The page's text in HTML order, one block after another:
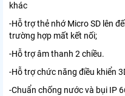
khác
-Hỗ trợ thẻ nhớ Micro SD lên
trường hợp mất kết nối;
-Hỗ trợ âm thanh 2 chiều.
-Hỗ trợ chức năng điều khiển
-Chuẩn chống nước và bụi IP